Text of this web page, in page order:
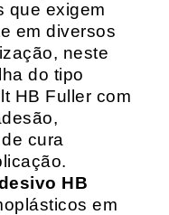
que exigem
em diversos
neste
do tipo
HB Fuller com
cura
HB
em